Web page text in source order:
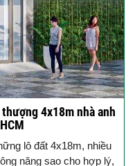
4x18m nhà anh
lô đất 4x18m, nhiều
năng sao cho hợp lý,